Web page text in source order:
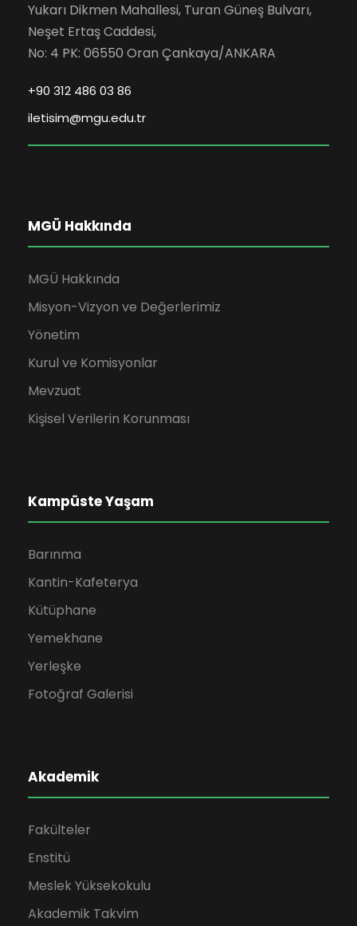
Yukarı Dikmen Mahallesi, Turan Güneş Bulvarı,
Neşet Ertaş Caddesi,
No: 4 PK: 06550 Oran Çankaya/ANKARA
+90 312 486 03 86
iletisim@mgu.edu.tr
MGÜ Hakkında
MGÜ Hakkında
Misyon-Vizyon ve Değerlerimiz
Yönetim
Kurul ve Komisyonlar
Mevzuat
Kişisel Verilerin Korunması
Kampüste Yaşam
Barınma
Kantin-Kafeterya
Kütüphane
Yemekhane
Yerleşke
Fotoğraf Galerisi
Akademik
Fakülteler
Enstitü
Meslek Yüksekokulu
Akademik Takvim